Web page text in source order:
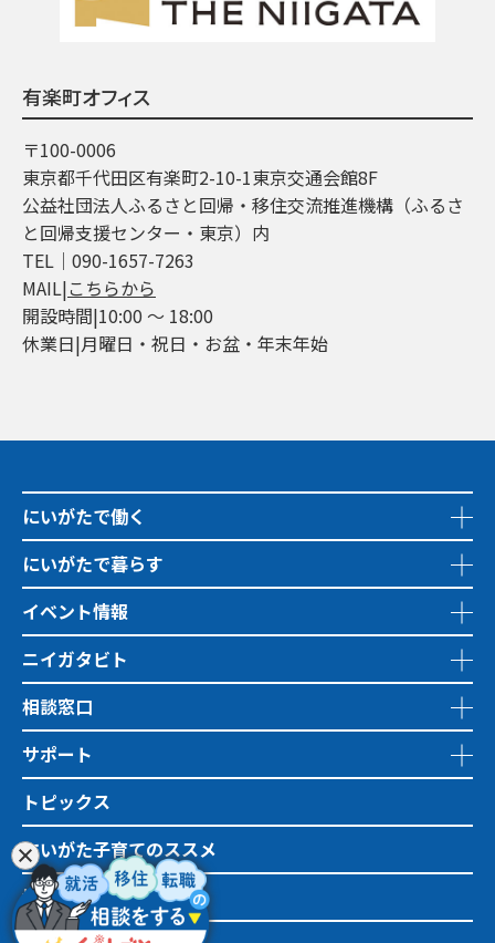
有楽町オフィス
〒100-0006
東京都千代田区有楽町2-10-1東京交通会館8F
公益社団法人ふるさと回帰・移住交流推進機構（ふるさ
と回帰支援センター・東京）内
TEL│090-1657-7263
MAIL|こちらから
開設時間|10:00 ～ 18:00
休業日|月曜日・祝日・お盆・年末年始
にいがたで働く
にいがたで暮らす
イベント情報
ニイガタビト
相談窓口
サポート
トピックス
にいがた子育てのススメ
地域おこし協力隊